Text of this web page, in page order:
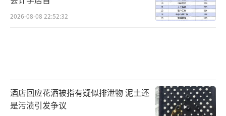
2026-08-08 22:52:32
酒店回应花洒被指有疑似排泄物 泥土还
是污渍引发争议